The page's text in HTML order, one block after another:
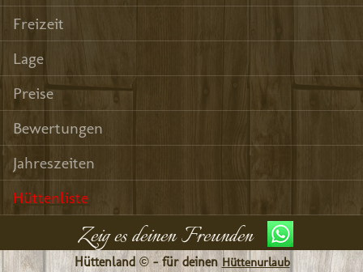
Freizeit
Lage
Preise
Bewertungen
Jahreszeiten
Hüttenliste
Zeig es deinen Freunden
Hüttenland © - für deinen Hüttenurlaub